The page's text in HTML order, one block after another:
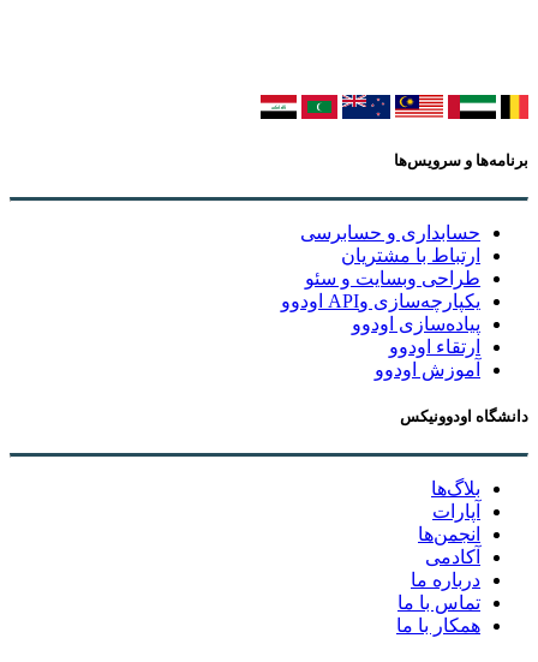
برنامه‌ها و سرویس‌ها
حسابداری و حسابرسی
ارتباط با مشتریان
طراحی وبسایت و سئو
یکپارچه‌سازی وAPI اودوو
پیاده‌سازی اودوو
ارتقاء اودوو
آموزش اودوو
دانشگاه اودوونیکس
بلاگ‌ها
آپارات
انجمن‌ها
آکادمی
درباره ما
تماس با ما
همکار با ما